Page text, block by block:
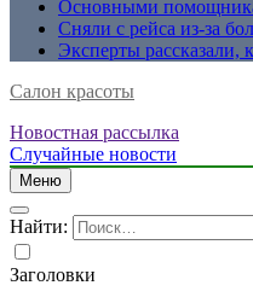
Основными
Сняли с рейса из-за
Эксперты рассказали,
Салон красоты
Новостная рассылка
Случайные новости
Меню
Найти:
Заголовки